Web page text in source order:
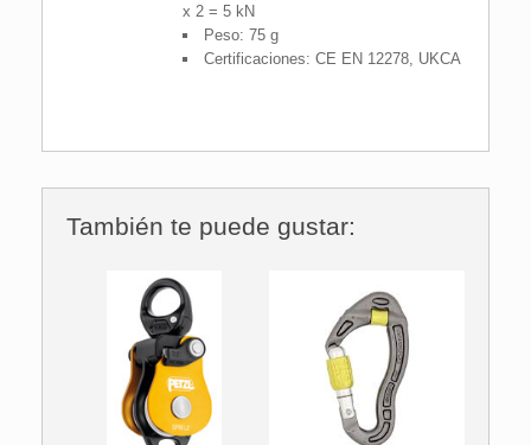
x 2 = 5 kN
Peso: 75 g
Certificaciones: CE EN 12278, UKCA
También te puede gustar: